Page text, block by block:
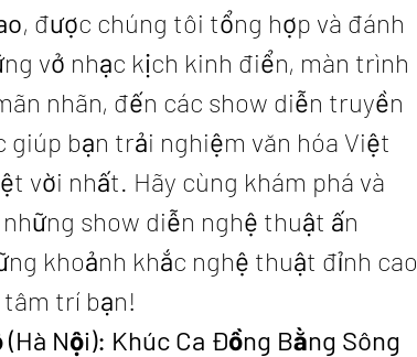
, được chúng tôi tổng hợp và đánh
vở nhạc kịch kinh điển, màn trình
nhãn, đến các show diễn truyền
giúp bạn trải nghiệm văn hóa Việt
vời nhất. Hãy cùng khám phá và
show diễn nghệ thuật ấn
khoảnh khắc nghệ thuật đỉnh cao
trí bạn!
(Hà Nội): Khúc Ca Đồng Bằng Sông